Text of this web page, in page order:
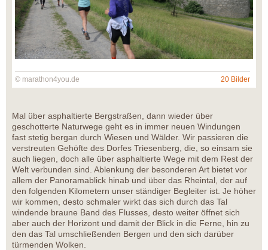
© marathon4you.de 20 Bilder
Mal über asphaltierte Bergstraßen, dann wieder über
geschotterte Naturwege geht es in immer neuen Windungen
fast stetig bergan durch Wiesen und Wälder. Wir passieren die
verstreuten Gehöfte des Dorfes Triesenberg, die, so einsam sie
auch liegen, doch alle über asphaltierte Wege mit dem Rest der
Welt verbunden sind. Ablenkung der besonderen Art bietet vor
allem der Panoramablick hinab und über das Rheintal, der auf
den folgenden Kilometern unser ständiger Begleiter ist. Je höher
wir kommen, desto schmaler wirkt das sich durch das Tal
windende braune Band des Flusses, desto weiter öffnet sich
aber auch der Horizont und damit der Blick in die Ferne, hin zu
den das Tal umschließenden Bergen und den sich darüber
türmenden Wolken.